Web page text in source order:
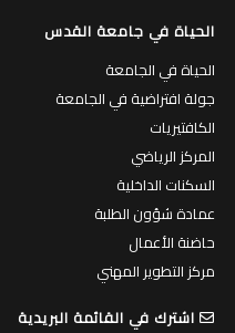
الحياة في جامعة القدس
الحياة في الجامعة
جولة افتراضية في الجامعة
الكافتيريات
المركز الرياضي
السكنات الداخلية
عمادة شؤون الطلبة
حاضنة الأعمال
مركز التطوير المهني
اشترك في القائمة البريدية